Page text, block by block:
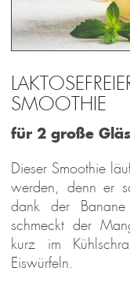
SMOOTHIE
für 2 große
Dieser Smoothie
werden, denn er
dank der
schmeckt der
kurz im
Eiswürfeln.